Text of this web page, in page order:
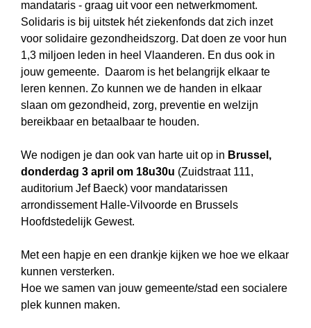
mandataris - graag uit voor een netwerkmoment.
Solidaris is bij uitstek hét ziekenfonds dat zich inzet
voor solidaire gezondheidszorg. Dat doen ze voor hun
1,3 miljoen leden in heel Vlaanderen. En dus ook in
jouw gemeente. Daarom is het belangrijk elkaar te
leren kennen. Zo kunnen we de handen in elkaar
slaan om gezondheid, zorg, preventie en welzijn
bereikbaar en betaalbaar te houden.
We nodigen je dan ook van harte uit op in Brussel,
donderdag 3 april om 18u30u (Zuidstraat 111,
auditorium Jef Baeck) voor mandatarissen
arrondissement Halle-Vilvoorde en Brussels
Hoofdstedelijk Gewest.
Met een hapje en een drankje kijken we hoe we elkaar
kunnen versterken.
Hoe we samen van jouw gemeente/stad een socialere
plek kunnen maken.